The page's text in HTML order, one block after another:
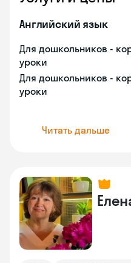
Английский язык
Для дошкольников -
уроки
Для дошкольников -
уроки
Читать дальше